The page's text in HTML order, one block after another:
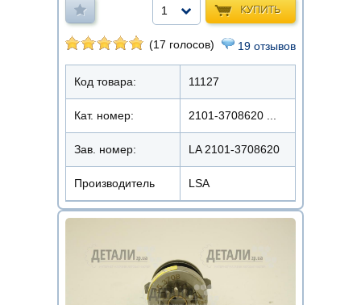
КУПИТЬ
1
(17 голосов) 19 отзывов
Код товара: 11127
Кат. номер: 2101-3708620 ...
Зав. номер: LA 2101-3708620
Производитель LSA